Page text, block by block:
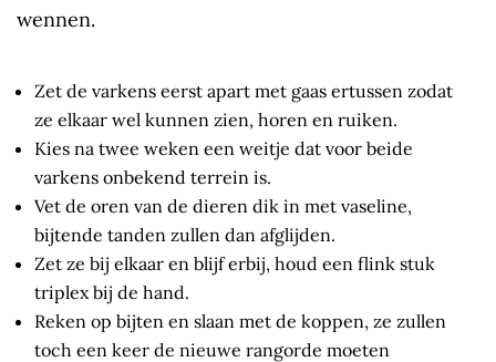
wennen.
Zet de varkens eerst apart met gaas ertussen zodat
ze elkaar wel kunnen zien, horen en ruiken.
Kies na twee weken een weitje dat voor beide
varkens onbekend terrein is.
Vet de oren van de dieren dik in met vaseline,
bijtende tanden zullen dan afglijden.
Zet ze bij elkaar en blijf erbij, houd een flink stuk
triplex bij de hand.
Reken op bijten en slaan met de koppen, ze zullen
toch een keer de nieuwe rangorde moeten